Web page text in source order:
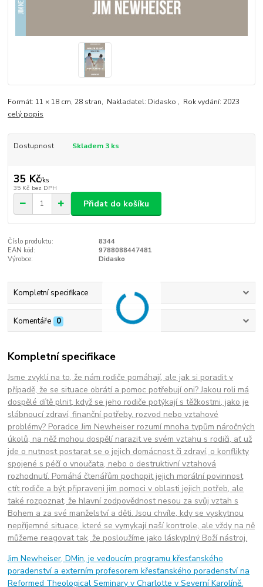
Formát: 11 × 18 cm, 28 stran, Nakladatel: Didasko , Rok vydání: 2023
celý popis
Dostupnost Skladem 3 ks
35 Kč/ks
35 Kč bez DPH
Přidat do košíku
Číslo produktu:
8344
EAN kód:
9788088447481
Výrobce:
Didasko
Kompletní specifikace
Komentáře 0
Kompletní specifikace
Jsme zvyklí na to, že nám rodiče pomáhají, ale jak si poradit v
případě, že se situace obrátí a pomoc potřebují oni? Jakou roli má
dospělé dítě plnit, když se jeho rodiče potýkají s těžkostmi, jako je
slábnoucí zdraví, finanční potřeby, rozvod nebo vztahové
problémy? Poradce Jim Newheiser rozumí mnoha typům náročných
úkolů, na něž mohou dospělí narazit ve svém vztahu s rodiči, ať už
jde o nutnost postarat se o jejich domácnost či zdraví, o konflikty
spojené s péčí o vnoučata, nebo o destruktivní vztahová
rozhodnutí. Pomáhá čtenářům pochopit jejich morální povinnost
ctít rodiče a být připraveni jim pomoci v oblasti jejich potřeb, ale
také rozpoznat, že hlavní zodpovědnost nesou za svůj vztah s
Bohem a za své manželství a děti. Jsou chvíle, kdy se vyskytnou
nepříjemné situace, které se vymykají naší kontrole, ale vždy na ně
můžeme reagovat tak, že posloužíme jako láskyplný Boží nástroj.
Jim Newheiser, DMin, je vedoucím programu křesťanského
poradenství a externím profesorem křesťanského poradenství na
Reformed Theological Seminary v Charlotte v Severní Karolíně.